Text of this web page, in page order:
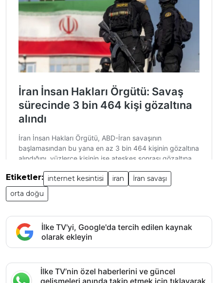
Etiketler: internet kesintisi iran
İran savaşı
orta doğu
İlke TV'yi, Google'da tercih edilen kaynak
olarak ekleyin
İlke TV’nin özel haberlerini ve güncel
gelişmeleri anında takip etmek için tıklayarak